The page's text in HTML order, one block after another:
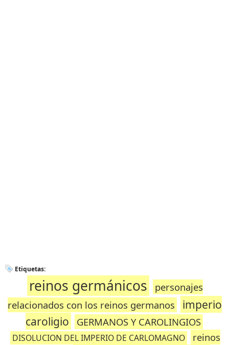
Etiquetas:
reinos germánicos
personajes
relacionados con los reinos germanos
imperio
caroligio
GERMANOS Y CAROLINGIOS
DISOLUCION DEL IMPERIO DE CARLOMAGNO
reinos